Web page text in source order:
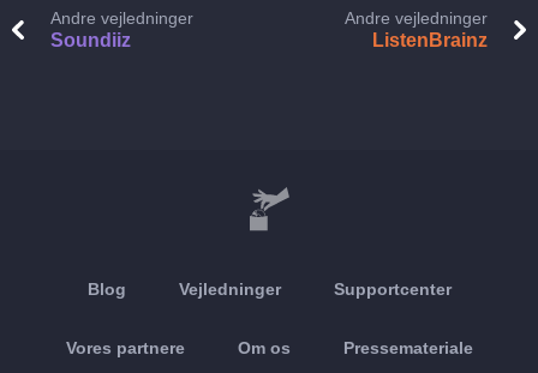
Andre vejledninger
Soundiiz
Andre vejledninger
ListenBrainz
Blog Vejledninger Supportcenter
Vores partnere Om os Pressemateriale